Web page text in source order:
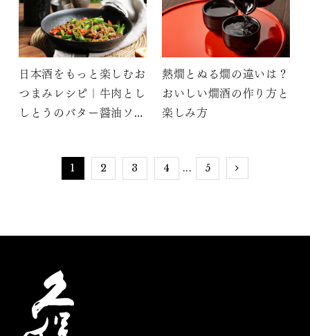
日本酒をもっと楽しむお
つまみレシピ｜牛肉とし
しとうのバター醤油ソテ
熱燗とぬる燗の違いは？
おいしい燗酒の作り方と
楽しみ方
1 2 3 4 ... 5